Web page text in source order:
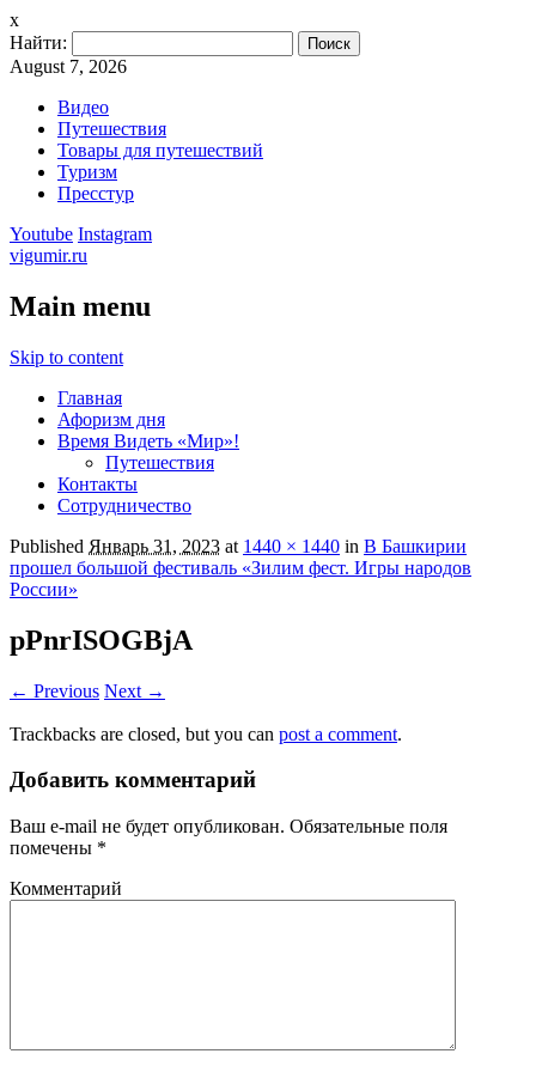
x
Найти:
August 7, 2026
Видео
Путешествия
Товары для путешествий
Туризм
Пресстур
Youtube Instagram
vigumir.ru
Main menu
Skip to content
Главная
Афоризм дня
Время Видеть «Мир»!
Путешествия
Контакты
Сотрудничество
Published Январь 31, 2023 at 1440 × 1440 in В Башкирии
прошел большой фестиваль «Зилим фест. Игры народов
России»
pPnrISOGBjA
← Previous Next →
Trackbacks are closed, but you can post a comment.
Добавить комментарий
Ваш e-mail не будет опубликован. Обязательные поля
помечены *
Комментарий